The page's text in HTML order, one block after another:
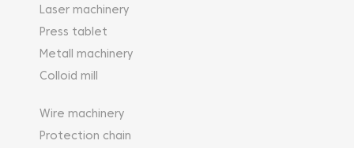
Laser machinery
Press tablet
Metall machinery
Colloid mill
Wire machinery
Protection chain